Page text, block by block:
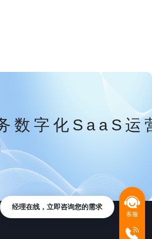
数字化SaaS运
客服
经理在线，立即咨询您的需求